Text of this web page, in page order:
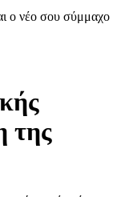
ο νέο σου σύμμαχο
της